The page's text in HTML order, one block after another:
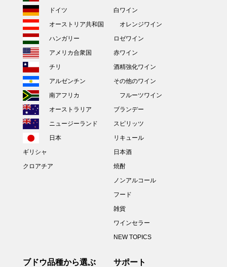
ドイツ
オーストリア共和国
ハンガリー
アメリカ合衆国
チリ
アルゼンチン
南アフリカ
オーストラリア
ニュージーランド
日本
ギリシャ
クロアチア
白ワイン
オレンジワイン
ロゼワイン
赤ワイン
酒精強化ワイン
その他のワイン
フルーツワイン
ブランデー
スピリッツ
リキュール
日本酒
焼酎
ノンアルコール
フード
雑貨
ワインセラー
NEW TOPICS
ブドウ品種から選ぶ サポート